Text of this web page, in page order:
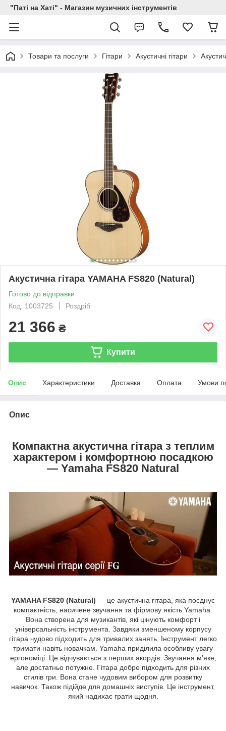
"Паті на Хаті" - Магазин музичних інструментів
Товари та послуги Гітари Акустичні гітари
Акустична гітара YAMAHA FS820 (Natural)
Готово до відправки
Код: 1003725
Роздріб
21 366 ₴
Купити
Опис Характеристики Доставка Оплата Умови
Опис
Компактна акустична гітара з теплим
характером і комфортною посадкою
— Yamaha FS820 Natural
YAMAHA FS820 (Natural) — це акустична гітара, яка поєднує
компактність, насичене звучання та фірмову якість Yamaha.
Вона створена для музикантів, які цінують комфорт і
універсальність інструмента. Завдяки зменшеному корпусу
гітара чудово підходить для тривалих занять. Інструмент легко
тримати навіть новачкам. Yamaha приділила особливу увагу
ергономіці. Це відчувається з перших акордів. Звучання м’яке,
але достатньо потужне. Гітара добре підходить для різних
стилів гри. Вона стане чудовим вибором для розвитку
навичок. Також підійде для домашніх виступів. Це інструмент,
який надихає грати щодня.